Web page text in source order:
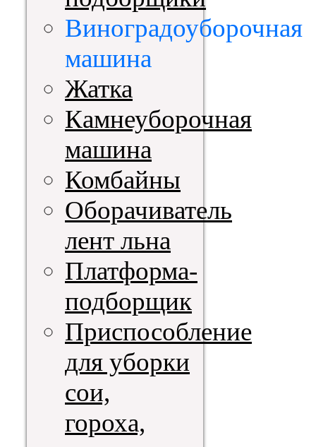
Виноградоуборочная
машина
Жатка
Камнеуборочная
машина
Комбайны
Оборачиватель
лент льна
Платформа-
подборщик
Приспособление
для уборки
сои,
гороха,